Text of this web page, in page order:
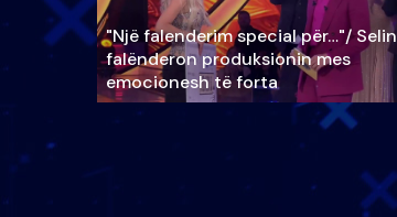
"Një falenderim special për…"/ Selin
falënderon produksionin mes
emocionesh të forta